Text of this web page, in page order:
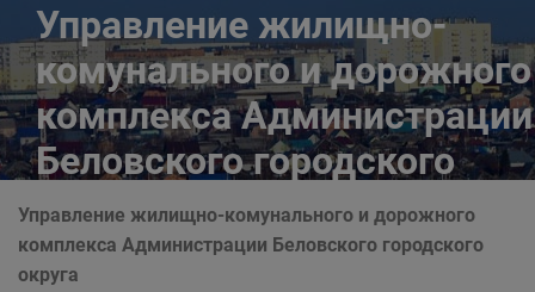
Управление жилищно-
комунального и дорожного
комплекса Администрации
Беловского городского
округа
Управление жилищно-комунального и дорожного
комплекса Администрации Беловского городского
округа